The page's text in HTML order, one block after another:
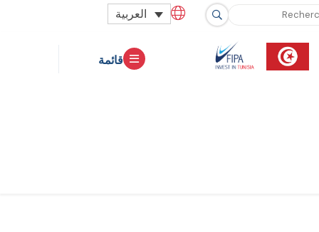
العربية
قائمة